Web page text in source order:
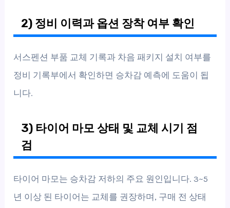
2) 정비 이력과 옵션 장착 여부 확인
서스펜션 부품 교체 기록과 차음 패키지 설치 여부를
정비 기록부에서 확인하면 승차감 예측에 도움이 됩
니다.
3) 타이어 마모 상태 및 교체 시기 점
검
타이어 마모는 승차감 저하의 주요 원인입니다. 3~5
년 이상 된 타이어는 교체를 권장하며, 구매 전 상태